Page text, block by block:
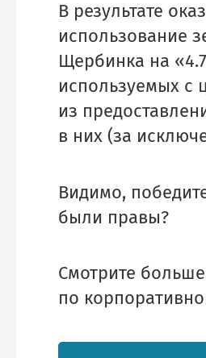
В результате
использование
Щербинка на
используемых с
из
в них (за
Видимо,
были правы?
Смотрите
по